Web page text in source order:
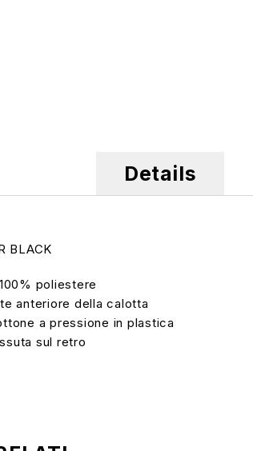
Details
BLACK
poliestere
anteriore della calotta
a pressione in plastica
sul retro